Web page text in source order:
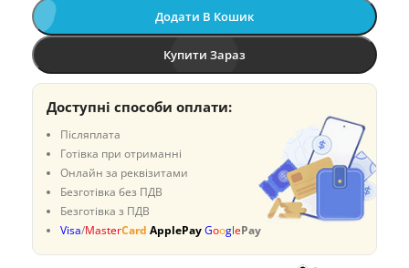
Додати В Кошик
Купити Зараз
Доступні способи оплати:
Післяплата
Готівка при отриманні
Онлайн за реквізитами
Безготівка без ПДВ
Безготівка з ПДВ
Visa/MasterCard ApplePayGooglePay